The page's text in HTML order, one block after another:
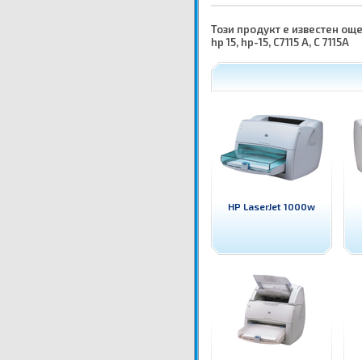
Този продукт е известен още
hp 15, hp-15, C7115 A, C 7115A
HP LaserJet 1000w